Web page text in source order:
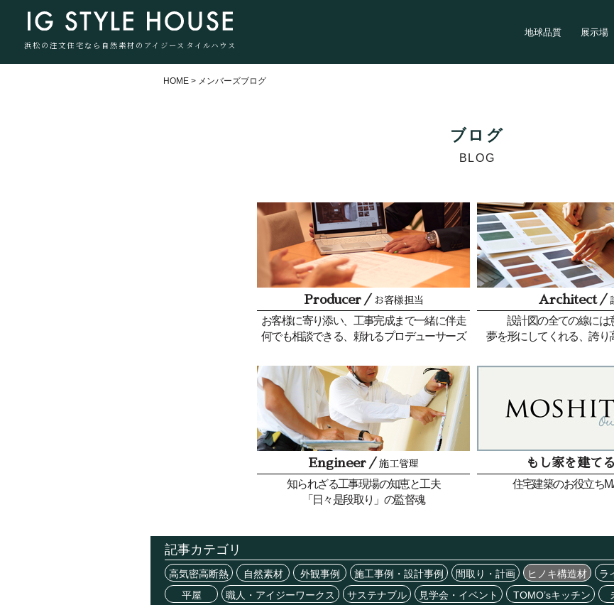
浜松の注文住宅なら自然素材のアイジースタイルハウス
地球品質 展示場
HOME > メンバーズブログ
ブログ
BLOG
Producer／ お客様担当
お客様に寄り添い、工事完成まで一緒に伴走
何でも相談できる、頼れるプロデューサーズ
Architect／
設計図の全ての線には
夢を形にしてくれる、誇り
Engineer／ 施工管理
知られざる工事現場の知恵と工夫
「日々是段取り」の監督魂
もし家を建て
住宅建築のお役立ち
記事カテゴリ
高気密高断熱 自然素材 外観事例 施工事例・設計事例 間取り・計画 ヒノキ構造材 ラ
平屋
職人・アイジーワークス サステナブル 見学会・イベント TOMO’sキッチン